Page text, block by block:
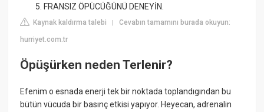
FRANSIZ ÖPÜCÜĞÜNÜ DENEYİN.
Kaynak kaldırma talebi |Cevabın tamamını burada okuyun:
hurriyet.com.tr
Öpüşürken neden Terlenir?
Efenim o esnada enerji tek bir noktada toplandıgından bu
bütün vücuda bir basınç etkisi yapıyor. Heyecan, adrenalin